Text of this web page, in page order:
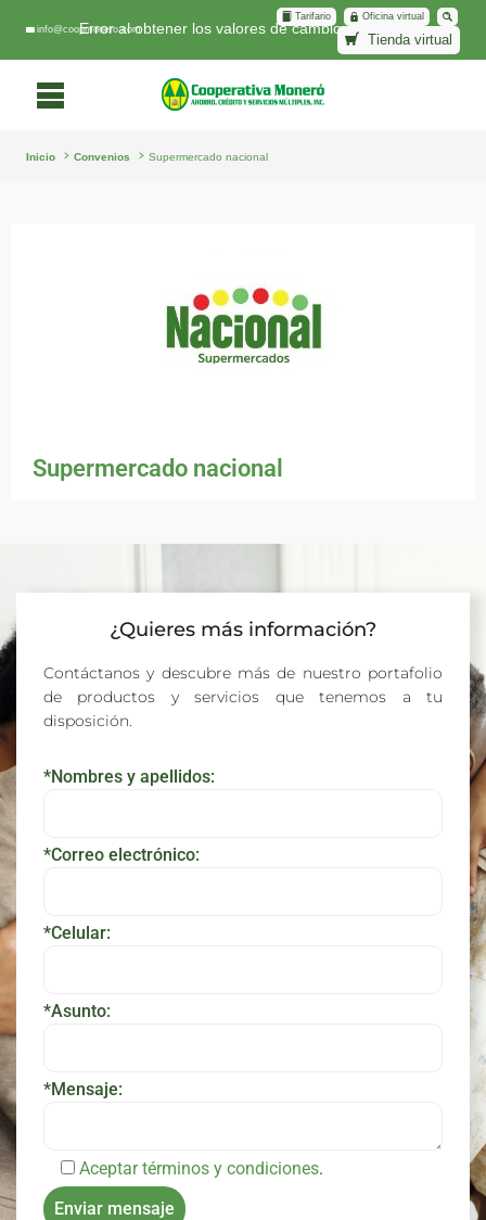
Error al obtener los valores de cambio.
info@coopmonero.com
Oficina virtual
Tarifario
Tienda virtual
Inicio Convenios Supermercado nacional
Supermercado nacional
¿Quieres más información?
Contáctanos y descubre más de nuestro portafolio
de productos y servicios que tenemos a tu
disposición.
*Nombres y apellidos:
*Correo electrónico:
*Celular:
*Asunto:
*Mensaje:
Aceptar términos y condiciones.